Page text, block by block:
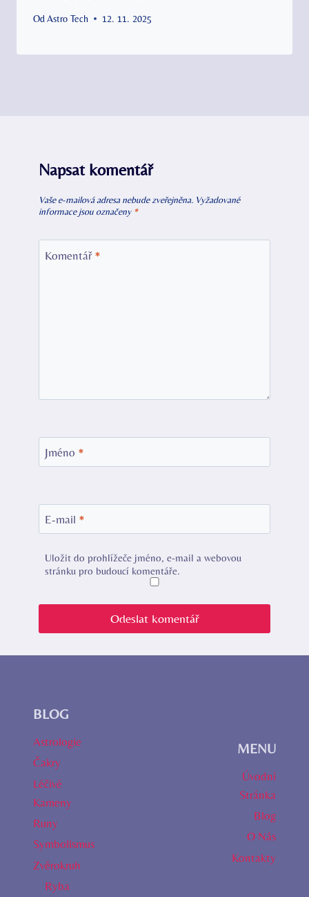
Od Astro Tech 12. 11. 2025
Napsat komentář
Vaše e-mailová adresa nebude zveřejněna. Vyžadované
informace jsou označeny *
Komentář *
Jméno *
E-mail *
Uložit do prohlížeče jméno, e-mail a webovou
stránku pro budoucí komentáře.
BLOG
Astrologie
Čakry
Léčivé
Kameny
Runy
Symbolismus
Zvěrokruh
Ryba
MENU
Úvodní
Stránka
Blog
O Nás
Kontakty